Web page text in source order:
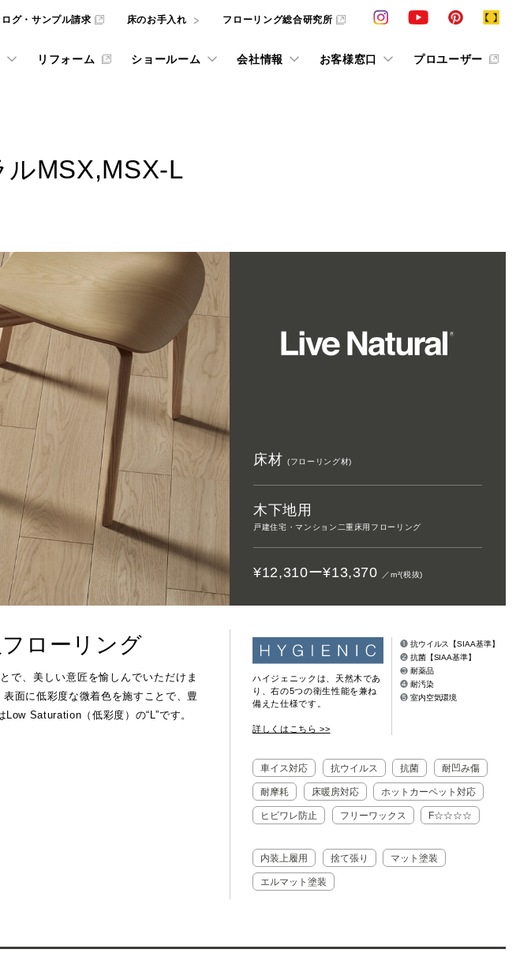
ログ・サンプル請求 床のお手入れ フローリング総合研究所
リフォーム ショールーム 会社情報 お客様窓口 プロユーザー
玄関部材・造作材
カウンター WOODRIUM
その他
ウッドリウム WOODRIUM
条件で探すフローリング検索
デジタルカタログ
壁・天井材 the wall
お悩み解決コラム
インテリアコーディネートをはじめ、お悩
みを解決する記事などを掲載しています。
フローリング検索
住宅タイプや下地などの条件や自分の好み
にあったフローリングを検索できます。
よくあるご質問
名古屋ショールーム
福岡ショールーム
お知らせ・ニュースリリース
施工
その他
美樹礼賛
床は大事
カタログ・サンプル請求
弊社商品やサービスに関するカタログおよびサンプルをご用意しております。
MSX,MSX-L
床材 (フローリング材)
木下地用
戸建住宅・マンション二重床用フローリング
¥12,310ー¥13,370 ／m²(税抜)
ローリング
で、美しい意匠を愉しんでいただけま
面に低彩度な微着色を施すことで、豊
Saturation（低彩度）の“L”です。
ハイジェニックは、天然木であ
り、右の5つの衛生性能を兼ね
備えた仕様です。
詳しくはこちら >>
❶ 抗ウイルス【SIAA基準】
❷ 抗菌【SIAA基準】
❸ 耐薬品
❹ 耐汚染
❺ 室内空気環境
車イス対応 抗ウイルス 抗菌 耐凹み傷
耐摩耗 床暖房対応 ホットカーペット対応
ヒビワレ防止 フリーワックス F☆☆☆☆
内装上履用 捨て張り マット塗装
エルマット塗装